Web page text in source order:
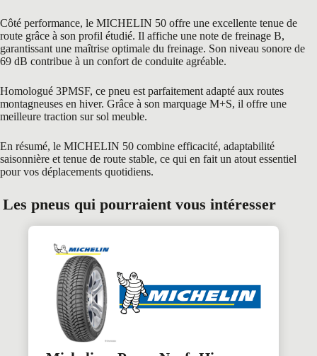
Côté performance, le MICHELIN 50 offre une excellente tenue de
route grâce à son profil étudié. Il affiche une note de freinage B,
garantissant une maîtrise optimale du freinage. Son niveau sonore de
69 dB contribue à un confort de conduite agréable.
Homologué 3PMSF, ce pneu est parfaitement adapté aux routes
montagneuses en hiver. Grâce à son marquage M+S, il offre une
meilleure traction sur sol meuble.
En résumé, le MICHELIN 50 combine efficacité, adaptabilité
saisonnière et tenue de route stable, ce qui en fait un atout essentiel
pour vos déplacements quotidiens.
Les pneus qui pourraient vous intéresser